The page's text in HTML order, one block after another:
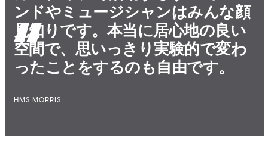
ンドやミュージシャンはみんな顔
見知りです。本当に居心地の良い
空間で、思いっきり実験的で変わ
ったことをするのも自由です。
HMS MORRIS